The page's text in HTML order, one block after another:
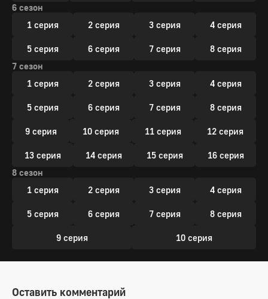
6 сезон
1 серия
2 серия 3 серия 4 серия
5 серия 6 серия 7 серия
8 серия
7 сезон
1 серия
2 серия 3 серия 4 серия
5 серия 6 серия 7 серия 8 серия
9 серия 10 серия 11 серия 12 серия
13 серия 14 серия 15 серия
16 серия
8 сезон
1 серия
2 серия 3 серия 4 серия
5 серия 6 серия 7 серия 8 серия
9 серия 10 серия
Оставить комментарий